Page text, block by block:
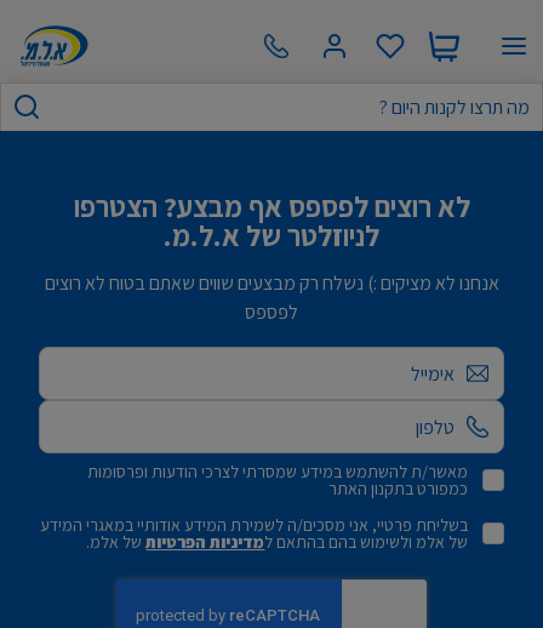
לא רוצים לפספס אף מבצע? הצטרפו
לניוזלטר של א.ל.מ.
אנחנו לא מציקים :) נשלח רק מבצעים שווים שאתם בטוח לא רוצים
לפספס
אימייל
מאשר/ת להשתמש במידע שמסרתי לצרכי הודעות ופרסומות
כמפורט בתקנון האתר
בשליחת פרטיי, אני מסכים/ה לשמירת המידע אודותיי במאגרי המידע
של אלמ ולשימוש בהם בהתאם למדיניות הפרטיותשל אלמ.